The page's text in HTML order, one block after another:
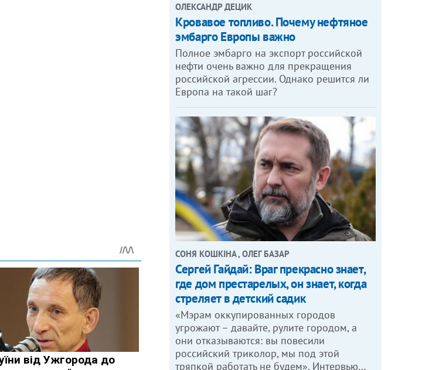
ОЛЕКСАНДР ДЕЦИК
Кровавое топливо. Почему нефтяное
эмбарго Европы важно
Полное эмбарго на экспорт российской
нефти очень важно для прекращения
российской агрессии. Однако решится ли
Европа на такой шаг?
СОНЯ КОШКІНА , ОЛЕГ БАЗАР
Сергей Гайдай: Враг прекрасно знает,
где дом престарелых, он знает, когда
стреляет в детский садик
«Мэрам оккупированных городов
угрожают – давайте, рулите городом, а
они отказываются: вы повесили
российский триколор, мы под этой
тряпкой работать не будем». Интервью…